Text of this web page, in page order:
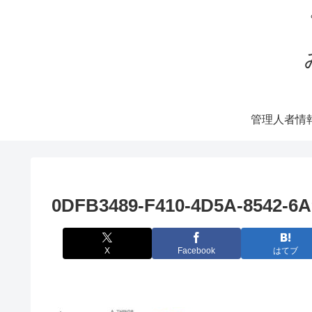
管理人者情
0DFB3489-F410-4D5A-8542-
X Facebook はてブ